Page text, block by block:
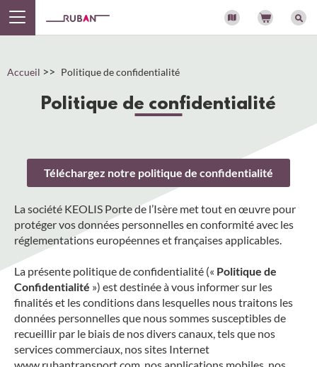
Accueil >> Politique de confidentialité
Politique de confidentialité
Téléchargez notre politique de confidentialité
La société KEOLIS Porte de l’Isère met tout en œuvre pour
protéger vos données personnelles en conformité avec les
réglementations européennes et françaises applicables.
La présente politique de confidentialité (« Politique de
Confidentialité ») est destinée à vous informer sur les
finalités et les conditions dans lesquelles nous traitons les
données personnelles que nous sommes susceptibles de
recueillir par le biais de nos divers canaux, tels que nos
services commerciaux, nos sites Internet